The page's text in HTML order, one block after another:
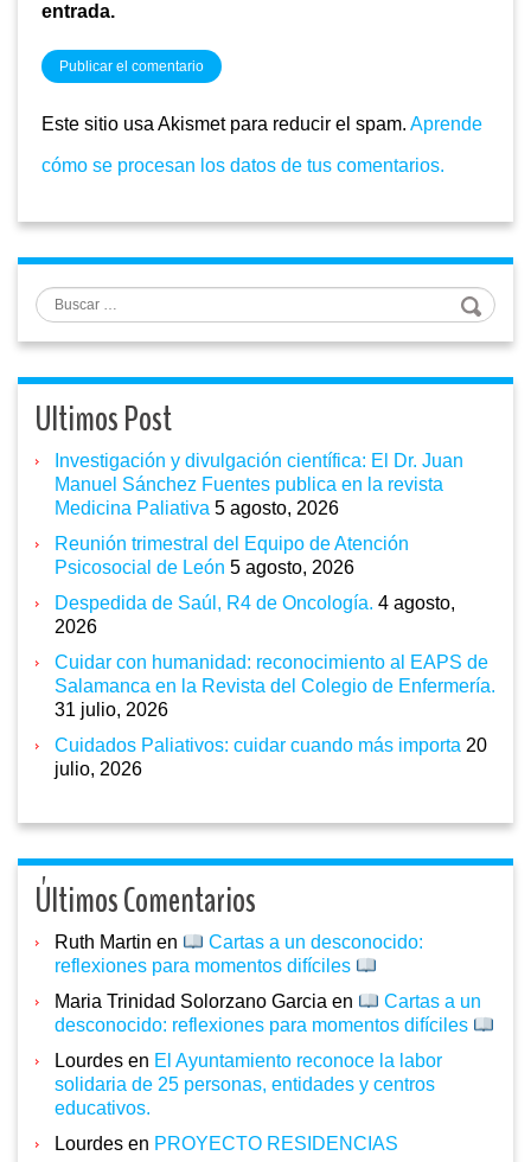
entrada.
Este sitio usa Akismet para reducir el spam. Aprende
cómo se procesan los datos de tus comentarios.
Buscar
Ultimos Post
Investigación y divulgación científica: El Dr. Juan
Manuel Sánchez Fuentes publica en la revista
Medicina Paliativa 5 agosto, 2026
Reunión trimestral del Equipo de Atención
Psicosocial de León 5 agosto, 2026
Despedida de Saúl, R4 de Oncología. 4 agosto,
2026
Cuidar con humanidad: reconocimiento al EAPS de
Salamanca en la Revista del Colegio de Enfermería.
31 julio, 2026
Cuidados Paliativos: cuidar cuando más importa 20
julio, 2026
Últimos Comentarios
Ruth Martin en
Cartas a un desconocido:
reflexiones para momentos difíciles
Maria Trinidad Solorzano Garcia en
Cartas a un
desconocido: reflexiones para momentos difíciles
Lourdes en El Ayuntamiento reconoce la labor
solidaria de 25 personas, entidades y centros
educativos.
Lourdes en PROYECTO RESIDENCIAS